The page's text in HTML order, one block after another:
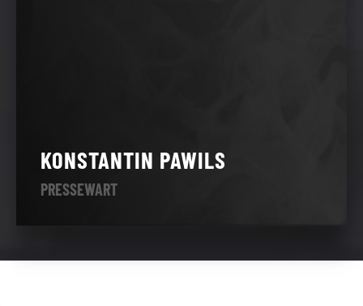
KONSTANTIN PAWILS
PRESSEWART